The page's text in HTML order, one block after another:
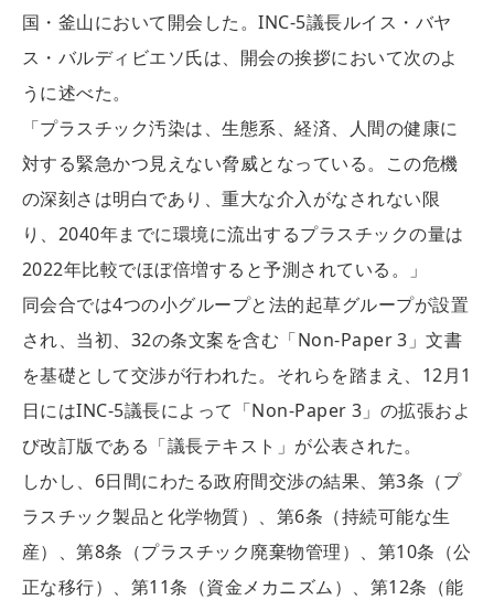
国・釜山において開会した。INC-5議長ルイス・バヤ
ス・バルディビエソ氏は、開会の挨拶において次のよ
うに述べた。
「プラスチック汚染は、生態系、経済、人間の健康に
対する緊急かつ見えない脅威となっている。この危機
の深刻さは明白であり、重大な介入がなされない限
り、2040年までに環境に流出するプラスチックの量は
2022年比較でほぼ倍増すると予測されている。」
同会合では4つの小グループと法的起草グループが設置
され、当初、32の条文案を含む「Non-Paper 3」文書
を基礎として交渉が行われた。それらを踏まえ、12月1
日にはINC-5議長によって「Non-Paper 3」の拡張およ
び改訂版である「議長テキスト」が公表された。
しかし、6日間にわたる政府間交渉の結果、第3条（プ
ラスチック製品と化学物質）、第6条（持続可能な生
産）、第8条（プラスチック廃棄物管理）、第10条（公
正な移行）、第11条（資金メカニズム）、第12条（能